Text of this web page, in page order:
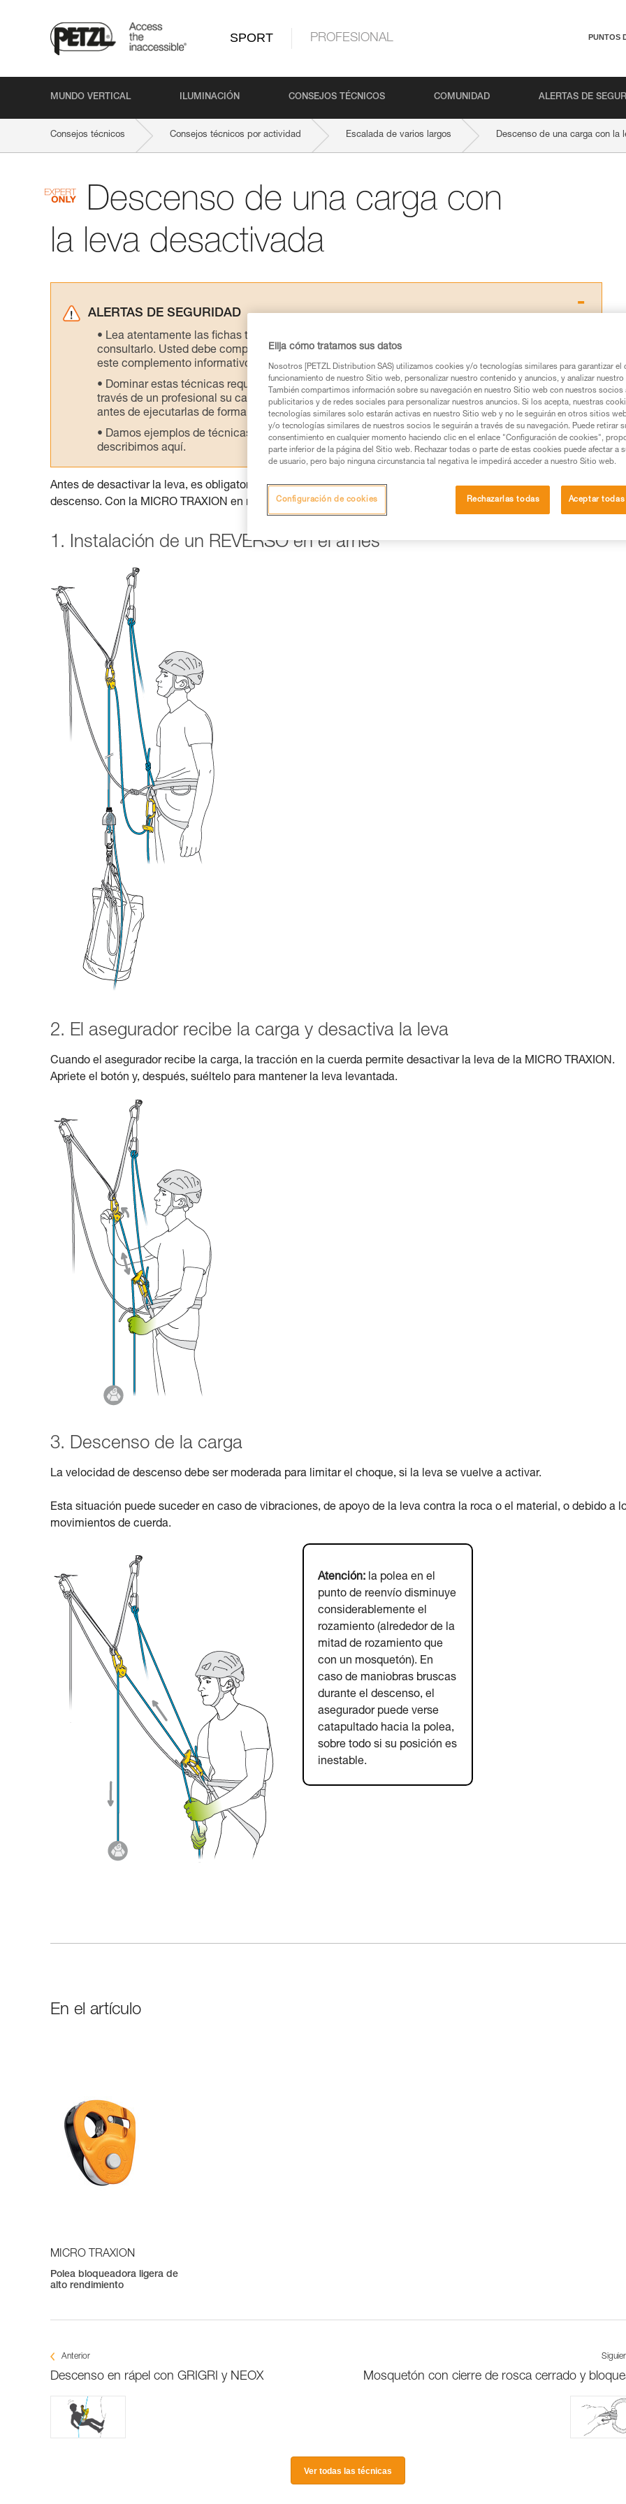
SPORT PROFESIONAL PUNTOS
MUNDO VERTICAL ILUMINACIÓN CONSEJOS TÉCNICOS COMUNIDAD ALERTAS DE
Consejos técnicos Consejos técnicos por actividad Escalada de varios largos Descenso de una carga con la
Descenso de una carga con
la leva desactivada
ALERTAS DE SEGURIDAD
Lea atentamente las fichas técnicas de los productos utilizados en este consejo antes de
consultarlo. Usted debe comprender la información de la ficha técnica para poder comprender
este complemento informativo.
Dominar estas técnicas requiere una formación y un entrenamiento específico. Confirme a
través de un profesional su capacidad para ejecutar estas técnicas, solo y con total seguridad,
antes de ejecutarlas de forma autónoma.
Damos ejemplos de técnicas relacionadas con su actividad. Pueden existir otras que no
describimos aquí.
Antes de desactivar la leva, es obligatorio instalar un sistema de frenado, que permitirá retener la carga y controlar
descenso. Con la MICRO TRAXION en modo «polea simple», un REVERSO en el arnés es una buena solución.
1. Instalación de un REVERSO en el arnés
2. El asegurador recibe la carga y desactiva la leva
Cuando el asegurador recibe la carga, la tracción en la cuerda permite desactivar la leva de la MICRO TRAXION.
Apriete el botón y, después, suéltelo para mantener la leva levantada.
3. Descenso de la carga
La velocidad de descenso debe ser moderada para limitar el choque, si la leva se vuelve a activar.
Esta situación puede suceder en caso de vibraciones, de apoyo de la leva contra la roca o el material, o debido a
movimientos de cuerda.
Atención: la polea en el
punto de reenvío disminuye
considerablemente el
rozamiento (alrededor de la
mitad de rozamiento que
con un mosquetón). En
caso de maniobras bruscas
durante el descenso, el
asegurador puede verse
catapultado hacia la polea,
sobre todo si su posición es
inestable.
En el artículo
MICRO TRAXION
Polea bloqueadora ligera de
alto rendimiento
Anterior
Descenso en rápel con GRIGRI y NEOX Mosquetón con cierre de rosca cerrado y
Ver todas las técnicas
Elija cómo tratamos sus datos
Nosotros [PETZL Distribution SAS) utilizamos cookies y/o tecnologías similares para garantizar el
funcionamiento de nuestro Sitio web, personalizar nuestro contenido y anuncios, y analizar
También compartimos información sobre su navegación en nuestro Sitio web con nuestros socios
publicitarios y de redes sociales para personalizar nuestros anuncios. Si los acepta, nuestras
tecnologías similares solo estarán activas en nuestro Sitio web y no le seguirán en otros sitios
y/o tecnologías similares de nuestros socios le seguirán a través de su navegación. Puede retirar
consentimiento en cualquier momento haciendo clic en el enlace "Configuración de cookies",
parte inferior de la página del Sitio web. Rechazar todas o parte de estas cookies puede afectar a
de usuario, pero bajo ninguna circunstancia tal negativa le impedirá acceder a nuestro Sitio web.
Rechazarlas todas Aceptar
Configuración de cookies